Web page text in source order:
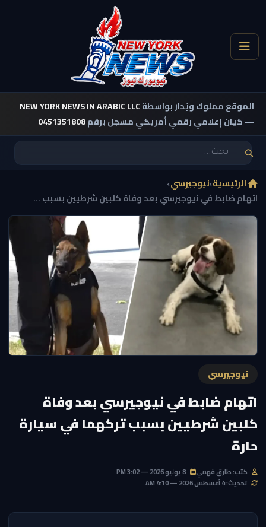
الموقع مملوك ويُدار بواسطةNEW YORK NEWS IN ARABIC LLC
— كيان إعلامي رقمي أمريكي مسجل برقم0451351808
الرئيسية›نيوجيرسي›
اتهام ضابط في نيوجيرسي بعد وفاة كلبين شرطيين بسبب ...
نيوجيرسي
اتهام ضابط في نيوجيرسي بعد وفاة
كلبين شرطيين بسبب تركهما في سيارة
حارة
كتب: طارق فهمي
تحديث: 4 أغسطس 2026 — 4:10 AM